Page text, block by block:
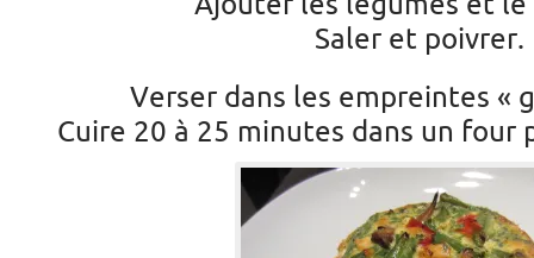
Saler et poivrer.
Verser dans les empreintes «
Cuire 20 à 25 minutes dans un four